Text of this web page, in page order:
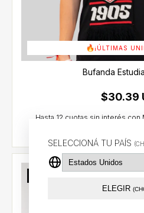
SELECCIONÁ TU PAÍS
ELEGIR
¡ÚLTIMAS
Bufanda
$30.39